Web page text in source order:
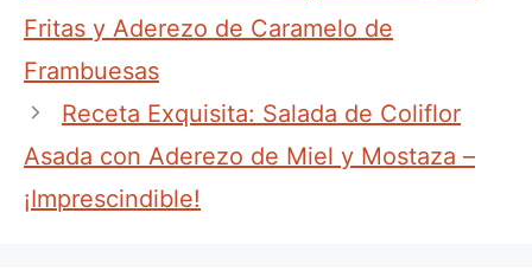
Fritas y Aderezo de Caramelo de
Frambuesas
Receta Exquisita: Salada de Coliflor
Asada con Aderezo de Miel y Mostaza –
¡Imprescindible!